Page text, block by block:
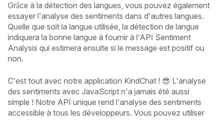
Grâce à la détection des langues, vous pouvez également
essayer l'analyse des sentiments dans d'autres langues.
Quelle que soit la langue utilisée, la détection de langue
indiquera la bonne langue à fournir à l'API Sentiment
Analysis qui estimera ensuite si le message est positif ou
non.
C'est tout avec notre application KindChat ! 😎 L'analyse
des sentiments avec JavaScript n'a jamais été aussi
simple ! Notre API unique rend l'analyse des sentiments
accessible à tous les développeurs. Vous pouvez utiliser